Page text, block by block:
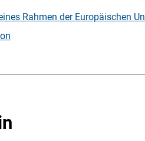
Rahmen der Europäischen